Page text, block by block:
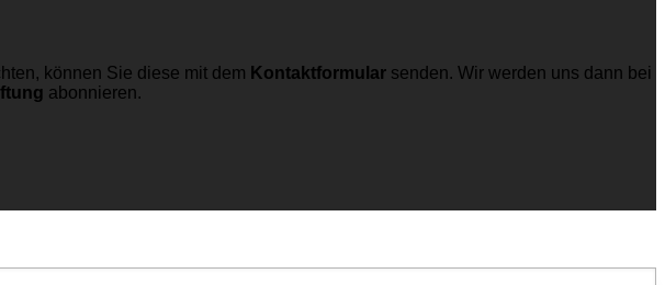
können Sie diese mit dem Kontaktformular senden. Wir werden uns dann bei
abonnieren.